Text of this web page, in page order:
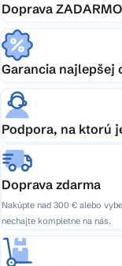
Doprava
Garancia najlepšej
Podpora, na ktorú
Doprava zdarma
Nakúpte nad 300 € alebo
nechajte kompletne na nás.